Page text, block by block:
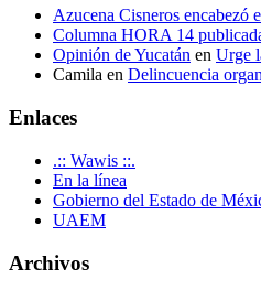
Azucena Cisneros
Columna HORA 14
Opinión de Yucatán en Urge
Camila en Delincuencia
Enlaces
.:: Wawis ::.
En la línea
Gobierno del Estado de
UAEM
Archivos